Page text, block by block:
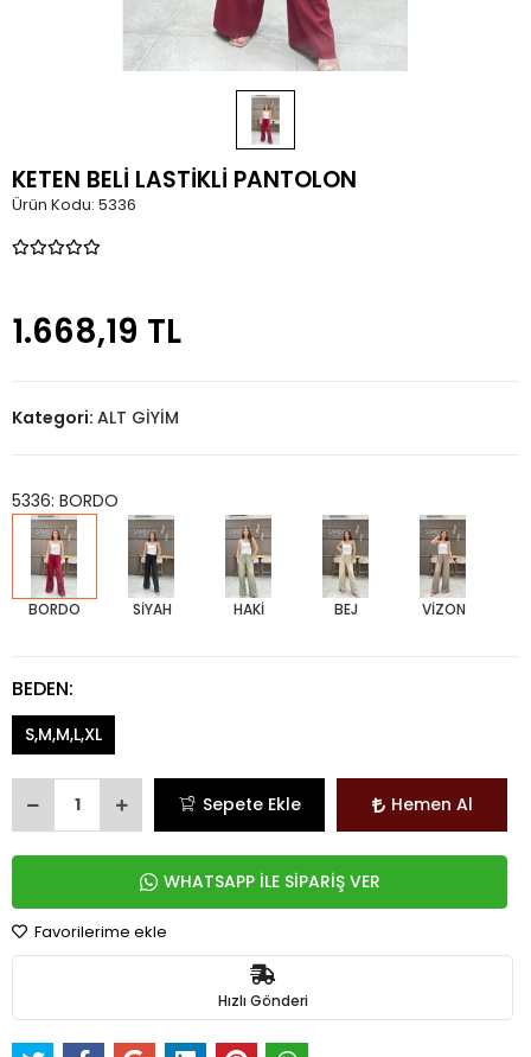
KETEN BELİ LASTİKLİ PANTOLON
Ürün Kodu: 5336
1.668,19 TL
Kategori: ALT GİYİM
5336: BORDO
BORDO SİYAH HAKİ BEJ VİZON
BEDEN:
S,M,M,L,XL
Sepete Ekle Hemen Al
WHATSAPP İLE SİPARİŞ VER
Favorilerime ekle
Hızlı Gönderi